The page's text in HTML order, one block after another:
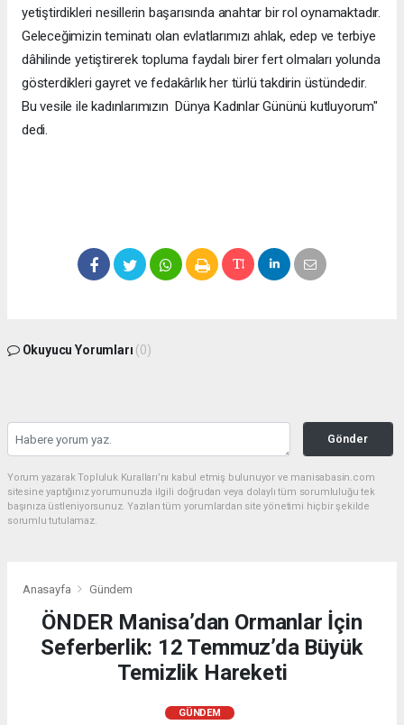
yetiştirdikleri nesillerin başarısında anahtar bir rol oynamaktadır.
Geleceğimizin teminatı olan evlatlarımızı ahlak, edep ve terbiye
dâhilinde yetiştirerek topluma faydalı birer fert olmaları yolunda
gösterdikleri gayret ve fedakârlık her türlü takdirin üstündedir.
Bu vesile ile kadınlarımızın Dünya Kadınlar Gününü kutluyorum"
dedi.
Okuyucu Yorumları (0)
Gönder
Yorum yazarak Topluluk Kuralları’nı kabul etmiş bulunuyor ve manisabasin.com
sitesine yaptığınız yorumunuzla ilgili doğrudan veya dolaylı tüm sorumluluğu tek
başınıza üstleniyorsunuz. Yazılan tüm yorumlardan site yönetimi hiçbir şekilde
sorumlu tutulamaz.
Anasayfa Gündem
ÖNDER Manisa’dan Ormanlar İçin
Seferberlik: 12 Temmuz’da Büyük
Temizlik Hareketi
GÜNDEM